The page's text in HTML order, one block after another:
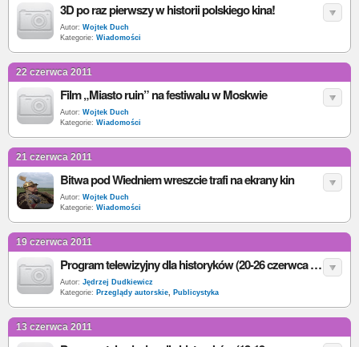
3D po raz pierwszy w historii polskiego kina!
Autor: Wojtek Duch
Kategorie: Wiadomości
22 czerwca 2011
Film „Miasto ruin” na festiwalu w Moskwie
Autor: Wojtek Duch
Kategorie: Wiadomości
21 czerwca 2011
Bitwa pod Wiedniem wreszcie trafi na ekrany kin
Autor: Wojtek Duch
Kategorie: Wiadomości
19 czerwca 2011
Program telewizyjny dla historyków (20-26 czerwca 2011)
Autor: Jędrzej Dudkiewicz
Kategorie: Przeglądy autorskie, Publicystyka
13 czerwca 2011